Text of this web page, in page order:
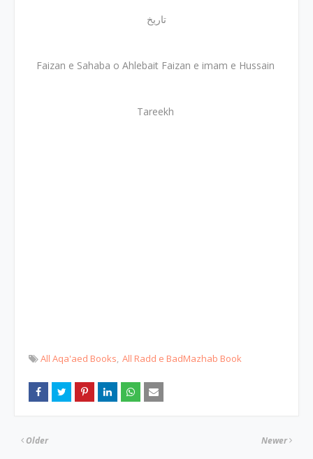
تاریخ
Faizan e Sahaba o Ahlebait Faizan e imam e Hussain
Tareekh
All Aqa'aed Books All Radd e BadMazhab Book
Newer
Older